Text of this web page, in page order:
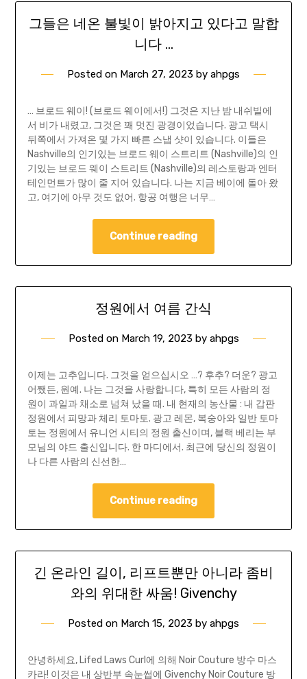
그들은 네온 불빛이 밝아지고 있다고 말합
니다 …
Posted on March 27, 2023 by ahpgs
… 브로드 웨이! (브로드 웨이에서!) 그것은 지난 밤 내쉬빌에
서 비가 내렸고, 그것은 꽤 멋진 광경이었습니다. 광고 택시
뒤쪽에서 가져온 몇 가지 빠른 스냅 샷이 있습니다. 이들은
Nashville의 인기있는 브로드 웨이 스트리트 (Nashville)의 인
기있는 브로드 웨이 스트리트 (Nashville)의 레스토랑과 엔터
테인먼트가 많이 줄 지어 있습니다. 나는 지금 베이에 돌아 왔
고, 여기에 아무 것도 없어. 항공 여행은 너무…
Continue reading
정원에서 여름 간식
Posted on March 19, 2023 by ahpgs
이제는 고추입니다. 그것을 얻으십시오 …? 후추? 더운? 광고
어쨌든, 원예. 나는 그것을 사랑합니다, 특히 모든 사람의 정
원이 과일과 채소로 넘쳐 났을 때. 내 현재의 농산물 : 내 갑판
정원에서 피망과 체리 토마토. 광고 레몬, 복숭아와 일반 토마
토는 정원에서 유니언 시티의 정원 출신이며, 블랙 베리는 부
모님의 야드 출신입니다. 한 마디에서. 최근에 당신의 정원이
나 다른 사람의 신선한…
Continue reading
긴 온라인 길이, 리프트뿐만 아니라 좀비
와의 위대한 싸움! Givenchy
Posted on March 15, 2023 by ahpgs
안녕하세요, Lifed Laws Curl에 의해 Noir Couture 방수 마스
카라! 이것은 내 상반부 속눈썹에 Givenchy Noir Couture 방